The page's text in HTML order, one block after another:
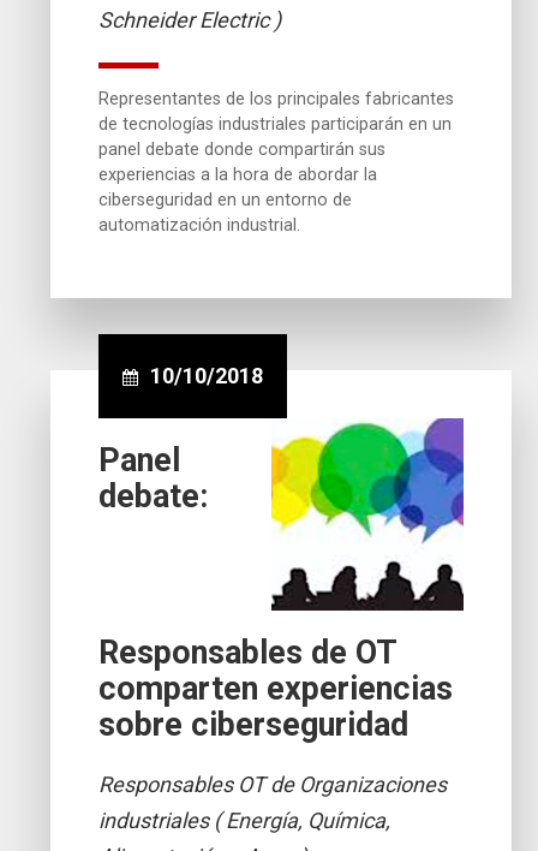
Schneider Electric )
Representantes de los principales fabricantes
de tecnologías industriales participarán en un
panel debate donde compartirán sus
experiencias a la hora de abordar la
ciberseguridad en un entorno de
automatización industrial.
10/10/2018
Panel
debate:
Responsables de OT
comparten experiencias
sobre ciberseguridad
Responsables OT de Organizaciones
industriales ( Energía, Química,